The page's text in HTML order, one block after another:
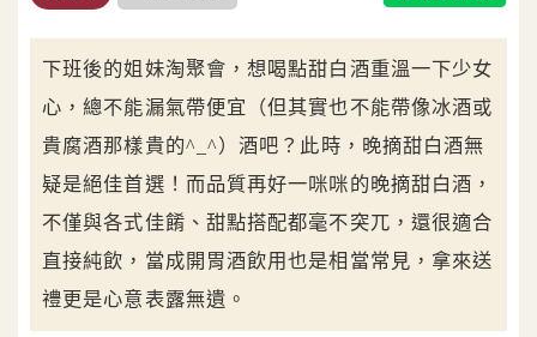
下班後的姐妹淘聚會，想喝點甜白酒重溫一下少女
心，總不能漏氣帶便宜（但其實也不能帶像冰酒或
貴腐酒那樣貴的^_^）酒吧？此時，晚摘甜白酒無
疑是絕佳首選！而品質再好一咪咪的晚摘甜白酒，
不僅與各式佳餚、甜點搭配都毫不突兀，還很適合
直接純飲，當成開胃酒飲用也是相當常見，拿來送
禮更是心意表露無遺。